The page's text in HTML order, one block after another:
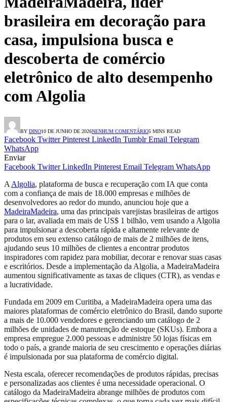
brasileira em decoração para
casa, impulsiona busca e
descoberta de comércio
eletrônico de alto desempenho
com Algolia
BY DINO10 DE JUNHO DE 2026NENHUM COMENTÁRIO5 MINS READ
Facebook Twitter Pinterest LinkedIn Tumblr Email Telegram
WhatsApp
Enviar
Facebook Twitter LinkedIn Pinterest Email Telegram WhatsApp
A Algolia, plataforma de busca e recuperação com IA que conta
com a confiança de mais de 18.000 empresas e milhões de
desenvolvedores ao redor do mundo, anunciou hoje que a
MadeiraMadeira, uma das principais varejistas brasileiras de artigos
para o lar, avaliada em mais de US$ 1 bilhão, vem usando a Algolia
para impulsionar a descoberta rápida e altamente relevante de
produtos em seu extenso catálogo de mais de 2 milhões de itens,
ajudando seus 10 milhões de clientes a encontrar produtos
inspiradores com rapidez para mobiliar, decorar e renovar suas casas
e escritórios. Desde a implementação da Algolia, a MadeiraMadeira
aumentou significativamente as taxas de cliques (CTR), as vendas e
a lucratividade.
Fundada em 2009 em Curitiba, a MadeiraMadeira opera uma das
maiores plataformas de comércio eletrônico do Brasil, dando suporte
a mais de 10.000 vendedores e gerenciando um catálogo de 2
milhões de unidades de manutenção de estoque (SKUs). Embora a
empresa empregue 2.000 pessoas e administre 50 lojas físicas em
todo o país, a grande maioria de seu crescimento e operações diárias
é impulsionada por sua plataforma de comércio digital.
Nesta escala, oferecer recomendações de produtos rápidas, precisas
e personalizadas aos clientes é uma necessidade operacional. O
catálogo da MadeiraMadeira abrange milhões de produtos com